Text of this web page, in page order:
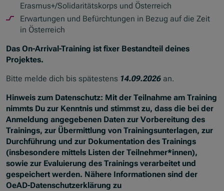
Erasmus+/Solidaritätskorps und Österreich
Erwartungen und Befürchtungen in Bezug auf die Zeit
in Österreich
Das On-Arrival-Training ist fixer Bestandteil deines
Projektes.
Bitte melde dich bis spätestens 14.09.2026an.
Hinweis zum Datenschutz: Mit der Teilnahme am Training
nimmts Du zur Kenntnis und stimmst zu, dass die bei der
Anmeldung angegebenen Daten zur Vorbereitung des
Trainings, zur Übermittlung von Trainingsunterlagen, zur
Durchführung und zur Dokumentation des Trainings
(insbesondere mittels Listen der Teilnehmer*innen),
sowie zur Evaluierung des Trainings verarbeitet und
gespeichert werden. Nähere Informationen sind der
OeAD-Datenschutzerklärung zu